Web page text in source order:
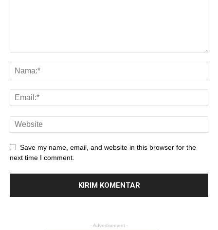
Save my name, email, and website in this browser for the
next time I comment.
- Advertisement -